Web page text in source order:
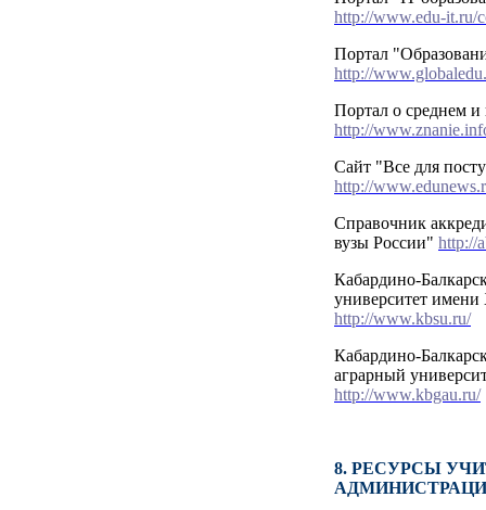
http://www.edu-it.ru/
Портал
http://
Портал о среднем
http://
Сайт "Все для
http://
Справочник
вузы России" http://
Кабардино-
университет
http://www.kbsu.ru/
Кабардино-
аграрный
http://www.kbgau.ru/
8. РЕСУРСЫ